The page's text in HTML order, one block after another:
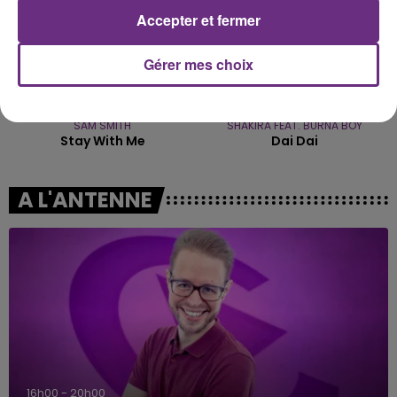
SAM SMITH
Stay With Me
SHAKIRA FEAT. BURNA BOY
Dai Dai
A L'ANTENNE
16h00 - 20h00
Gérer mes choix
Accepter et fermer